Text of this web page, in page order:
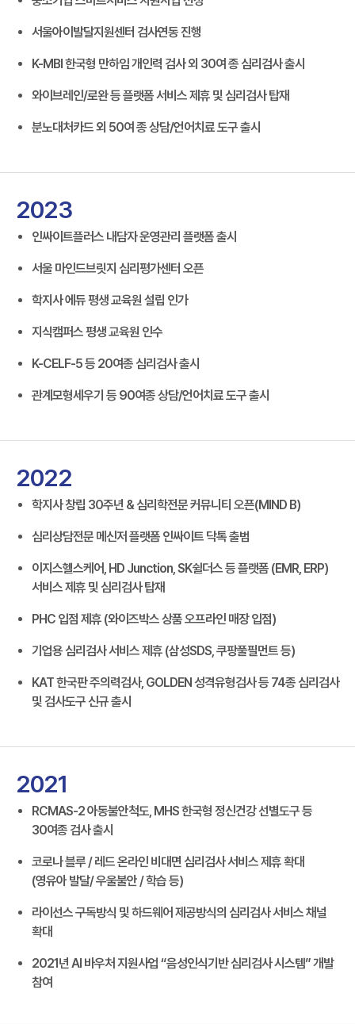
서울아이발달지원센터 검사연동 진행
K-MBI 한국형 만하임 개인력 검사 외 30여 종 심리검사 출시
와이브레인/로완 등 플랫폼 서비스 제휴 및 심리검사 탑재
분노대처카드 외 50여 종 상담/언어치료 도구 출시
2023
인싸이트플러스 내담자 운영관리 플랫폼 출시
서울 마인드브릿지 심리평가센터 오픈
학지사 에듀 평생 교육원 설립 인가
지식캠퍼스 평생 교육원 인수
K-CELF-5 등 20여종 심리검사 출시
관계모형세우기 등 90여종 상담/언어치료 도구 출시
2022
학지사 창립 30주년 & 심리학전문 커뮤니티 오픈(MIND B)
심리상담전문 메신저 플랫폼 인싸이트 닥톡 출범
이지스헬스케어, HD Junction, SK쉴더스 등 플랫폼 (EMR, ERP)
서비스 제휴 및 심리검사 탑재
PHC 입점 제휴 (와이즈박스 상품 오프라인 매장 입점)
기업용 심리검사 서비스 제휴 (삼성SDS, 쿠팡풀필먼트 등)
KAT 한국판 주의력검사, GOLDEN 성격유형검사 등 74종 심리검사
및 검사도구 신규 출시
2021
RCMAS-2 아동불안척도, MHS 한국형 정신건강 선별도구 등
30여종 검사 출시
코로나 블루 / 레드 온라인 비대면 심리검사 서비스 제휴 확대
(영유아 발달/ 우울불안 / 학습 등)
라이선스 구독방식 및 하드웨어 제공방식의 심리검사 서비스 채널
확대
2021년 AI 바우처 지원사업 “음성인식기반 심리검사 시스템” 개발
참여